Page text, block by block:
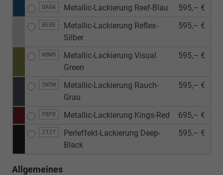
0A0A Metallic-Lackierung Reef-Blau 595,– €
8E8E
Metallic-Lackierung Reflex-
Silber
595,– €
W9W9
Metallic-Lackierung Visual
Green
595,– €
5W5W
Metallic-Lackierung Rauch-
Grau
595,– €
P8P8 Metallic-Lackierung Kings-Red 695,– €
2T2T
Perleffekt-Lackierung Deep-
Black
595,– €
Allgemeines